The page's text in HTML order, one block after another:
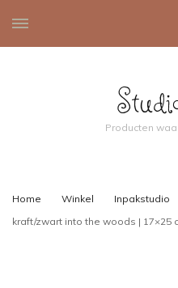
Producten
Home Winkel Inpakstudio
kraft/zwart into the woods | 17×25